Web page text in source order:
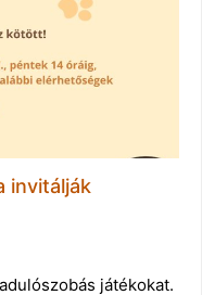
invitálják
játékokat.